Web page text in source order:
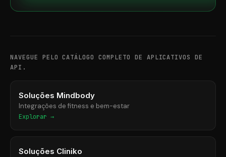
NAVEGUE PELO CATÁLOGO COMPLETO DE APLICATIVOS DE
API.
Soluções Mindbody
Integrações de fitness e bem-estar
Explorar →
Soluções Cliniko